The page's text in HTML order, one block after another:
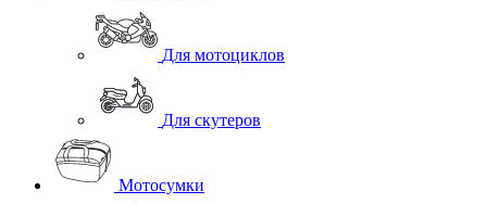
Для мотоциклов
Для скутеров
Мотосумки